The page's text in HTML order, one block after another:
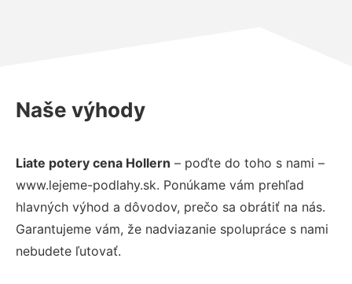
Naše výhody
Liate potery cena Hollern – poďte do toho s nami –
www.lejeme-podlahy.sk. Ponúkame vám prehľad
hlavných výhod a dôvodov, prečo sa obrátiť na nás.
Garantujeme vám, že nadviazanie spolupráce s nami
nebudete ľutovať.